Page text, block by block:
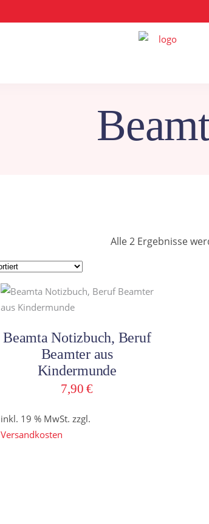
Alle 2 Ergebnisse
In den Warenkorb
Beamta Notizbuch, Beruf
Beamter aus
Kindermunde
7,90€
inkl. 19 % MwSt. zzgl.
Versandkosten